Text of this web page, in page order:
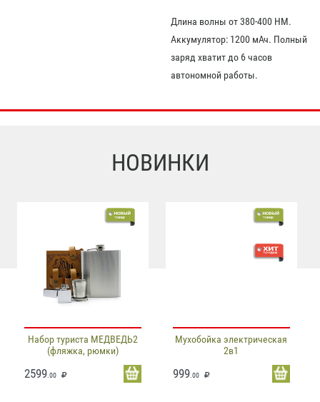
Длина волны от 380-400 HM.
Аккумулятор: 1200 мАч. Полный
заряд хватит до 6 часов
автономной работы.
НОВИНКИ
Набор туриста МЕДВЕДЬ2
(фляжка, рюмки)
2599 .00
Мухобойка электрическая
2в1
999.00